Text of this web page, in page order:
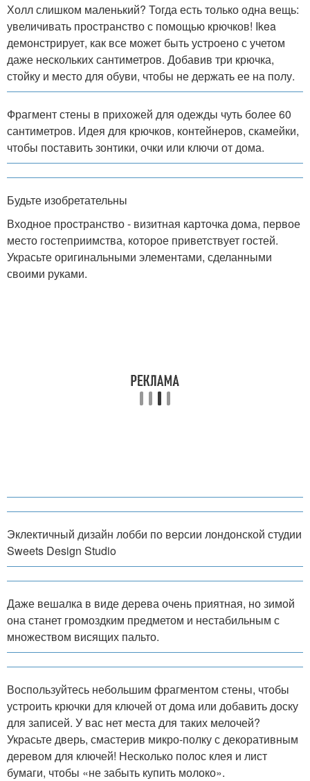
Холл слишком маленький? Тогда есть только одна вещь:
увеличивать пространство с помощью крючков! Ikea
демонстрирует, как все может быть устроено с учетом
даже нескольких сантиметров. Добавив три крючка,
стойку и место для обуви, чтобы не держать ее на полу.
Фрагмент стены в прихожей для одежды чуть более 60
сантиметров. Идея для крючков, контейнеров, скамейки,
чтобы поставить зонтики, очки или ключи от дома.
Будьте изобретательны
Входное пространство - визитная карточка дома, первое
место гостеприимства, которое приветствует гостей.
Украсьте оригинальными элементами, сделанными
своими руками.
Эклектичный дизайн лобби по версии лондонской студии
Sweets Design Studio
Даже вешалка в виде дерева очень приятная, но зимой
она станет громоздким предметом и нестабильным с
множеством висящих пальто.
Воспользуйтесь небольшим фрагментом стены, чтобы
устроить крючки для ключей от дома или добавить доску
для записей. У вас нет места для таких мелочей?
Украсьте дверь, смастерив микро-полку с декоративным
деревом для ключей! Несколько полос клея и лист
бумаги, чтобы «не забыть купить молоко».